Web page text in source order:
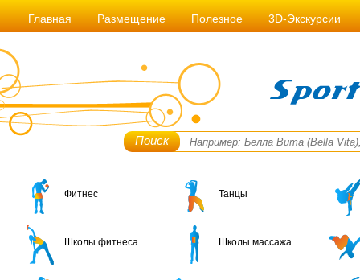
Главная Размещение Полезное 3D-Экскурсии
Поиск
Фитнес Танцы
Школы фитнеса Школы массажа